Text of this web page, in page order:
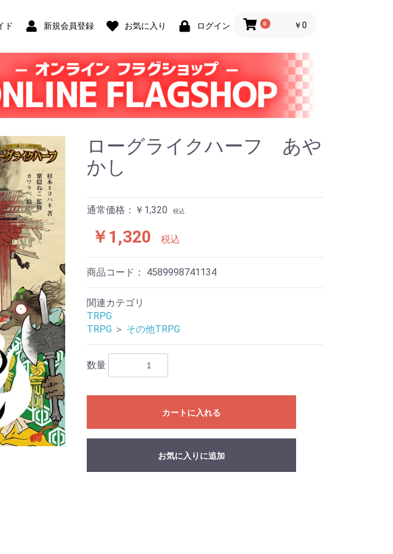
ド 新規会員登録 お気に入り ログイン 0 ￥0
スタ
ドサイ
ーサイ
ド)
)
ーバー
ガード)
ダード
ズ)
イズ)
ーサイ
ド)
ドボッ
ルイ
ス
ス(無
ズ)
ード
ー
ズ ゲーム
DOMINA Art Sleeves
Collection
DOMINA Game Mat
その他アクセサリ
ーダ
ルゲ
異譚
ロニ
ロン
ー
２.５
ールズ
ファ
2E
レア
拳
RPG
クー
トメ
THE
ーズ
ジア
ーズ
ショ
インセイン
シノビガミ
スタリィドール
ダークデイズドライブ
ピーカーブー
ビギニングアイドル
マギカロギア
その他
TRPG
ネカ
旧版
新版
ャー
ッド
チーム
ラッド
ィバイ
ＰＧ
アル
ナイ
ベイ
リン
知火
声
版］
ール
ール
！
ローグライクハーフ あや
かし
通常価格：￥1,320 税込
￥1,320 税込
商品コード： 4589998741134
関連カテゴリ
TRPG
TRPG ＞ その他TRPG
数量
カートに入れる
お気に入りに追加